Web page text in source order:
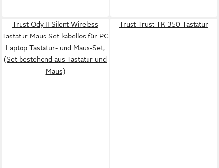
Trust Ody II Silent Wireless
Tastatur Maus Set kabellos für PC
Laptop Tastatur- und Maus-Set,
(Set bestehend aus Tastatur und
Maus)
Trust Trust TK-350 Tastatur